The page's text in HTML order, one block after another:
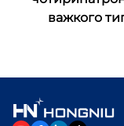
важкого